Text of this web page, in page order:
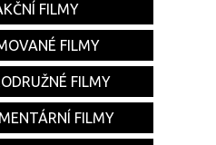
FILMY
FILMY
FILMY
FILMY